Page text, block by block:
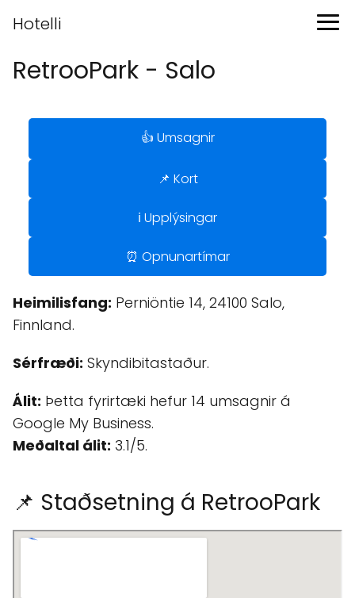
Hotelli
RetrooPark - Salo
👍 Umsagnir
📌 Kort
ℹ️ Upplýsingar
⏰ Opnunartímar
Heimilisfang: Perniöntie 14, 24100 Salo,
Finnland.
Sérfræði: Skyndibitastaður.
Álit: Þetta fyrirtæki hefur 14 umsagnir á
Google My Business.
Meðaltal álit: 3.1/5.
📌 Staðsetning á RetrooPark